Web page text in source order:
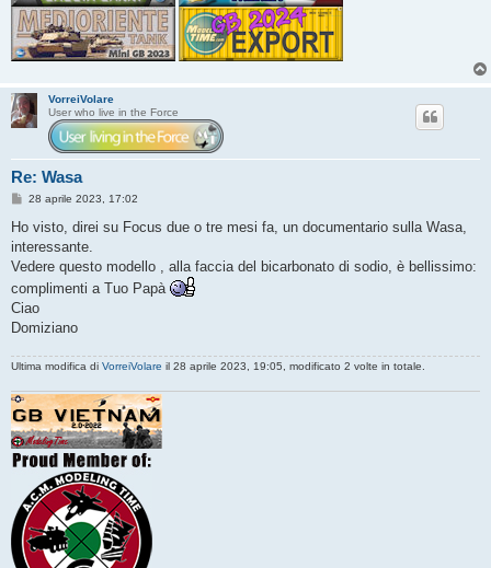
VorreiVolare
User who live in the Force
Re: Wasa
M
s
a
g
i
28 aprile 2023, 17:02
Ho visto, direi su Focus due o tre mesi fa, un documentario sulla Wasa,
interessante.
Vedere questo modello , alla faccia del bicarbonato di sodio, è bellissimo:
complimenti a Tuo Papà
Ciao
Domiziano
Ultima modifica di VorreiVolare il 28 aprile 2023, 19:05, modificato 2 volte in totale.